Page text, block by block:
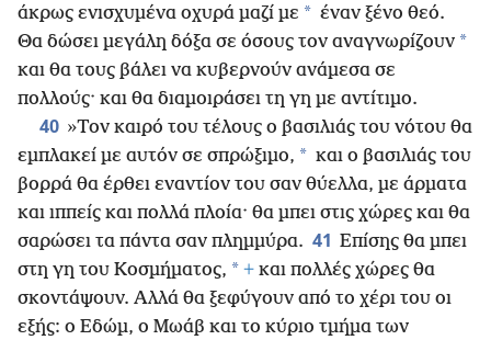
άκρως ενισχυμένα οχυρά μαζί με * έναν ξένο θεό.
Θα δώσει μεγάλη δόξα σε όσους τον αναγνωρίζουν *
και θα τους βάλει να κυβερνούν ανάμεσα σε
πολλούς· και θα διαμοιράσει τη γη με αντίτιμο.
40 »Τον καιρό του τέλους ο βασιλιάς του νότου θα
εμπλακεί με αυτόν σε σπρώξιμο, * και ο βασιλιάς του
βορρά θα έρθει εναντίον του σαν θύελλα, με άρματα
και ιππείς και πολλά πλοία· θα μπει στις χώρες και θα
σαρώσει τα πάντα σαν πλημμύρα. 41 Επίσης θα μπει
στη γη του Κοσμήματος, * + και πολλές χώρες θα
σκοντάψουν. Αλλά θα ξεφύγουν από το χέρι του οι
εξής: ο Εδώμ, ο Μωάβ και το κύριο τμήμα των